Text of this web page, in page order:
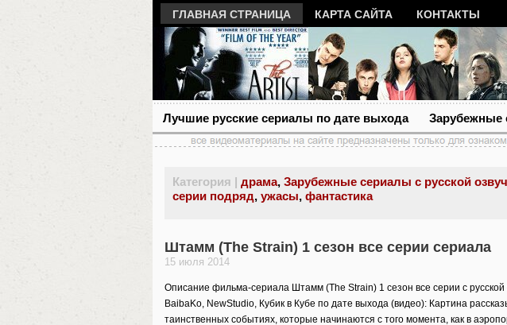
ГЛАВНАЯ СТРАНИЦА КАРТА САЙТА КОНТАКТЫ
Лучшие русские сериалы по дате выхода Зарубежные
Категория | драма, Зарубежные сериалы с русской
серии подряд, ужасы, фантастика
Штамм (The Strain) 1 сезон все серии сериала
15 июля 2014
Описание фильма-сериала Штамм (The Strain) 1 сезон все серии с русской
BaibaKo, NewStudio, Кубик в Кубе по дате выхода (видео): Картина
таинственных событиях, которые начинаются с того момента, как в